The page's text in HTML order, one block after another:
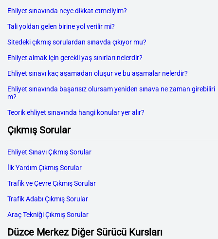
Ehliyet sınavında neye dikkat etmeliyim?
Tali yoldan gelen birine yol verilir mi?
Sitedeki çıkmış sorulardan sınavda çıkıyor mu?
Ehliyet almak için gerekli yaş sınırları nelerdir?
Ehliyet sınavı kaç aşamadan oluşur ve bu aşamalar nelerdir?
Ehliyet sınavında başarısız olursam yeniden sınava ne zaman girebiliri
m?
Teorik ehliyet sınavında hangi konular yer alır?
Çıkmış Sorular
Ehliyet Sınavı Çıkmış Sorular
İlk Yardım Çıkmış Sorular
Trafik ve Çevre Çıkmış Sorular
Trafik Adabı Çıkmış Sorular
Araç Tekniği Çıkmış Sorular
Düzce Merkez Diğer Sürücü Kursları